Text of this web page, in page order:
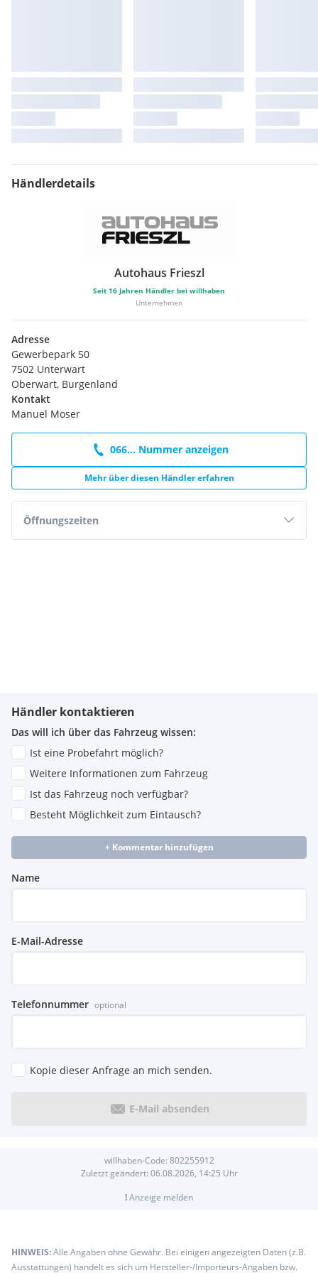
Händlerdetails
Autohaus Frieszl
Seit 16 Jahren Händler bei willhaben
Unternehmen
Adresse
Gewerbepark 50
7502 Unterwart
Oberwart, Burgenland
Kontakt
Manuel Moser
066... Nummer anzeigen
Mehr über diesen Händler erfahren
Öffnungszeiten
Händler kontaktieren
Das will ich über das Fahrzeug wissen:
Ist eine Probefahrt möglich?
Weitere Informationen zum Fahrzeug
Ist das Fahrzeug noch verfügbar?
Besteht Möglichkeit zum Eintausch?
+ Kommentar hinzufügen
Name
E-Mail-Adresse
Telefonnummer optional
Kopie dieser Anfrage an mich senden.
E-Mail absenden
willhaben-Code: 802255912
Zuletzt geändert: 06.08.2026, 14:25 Uhr
!Anzeige melden
HINWEIS:Alle Angaben ohne Gewähr. Bei einigen angezeigten Daten (z.B.
Ausstattungen) handelt es sich um Hersteller-/Importeurs-Angaben bzw.